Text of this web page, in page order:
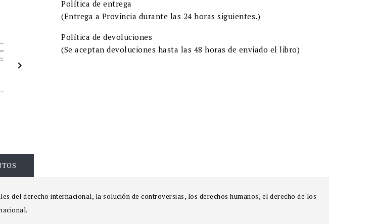

Política de entrega
(Entrega a Provincia durante las 24 horas siguientes.)
Política de devoluciones
(Se aceptan devoluciones hasta las 48 horas de enviado el libro)
del derecho internacional, la solución de controversias, los derechos humanos, el derecho de los